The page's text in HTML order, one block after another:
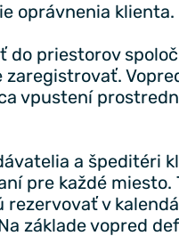
oprávnenia klienta.
do priestorov
zaregistrovať.
vpustení
a špeditéri
pre každé miesto.
rezervovať v
základe vopred